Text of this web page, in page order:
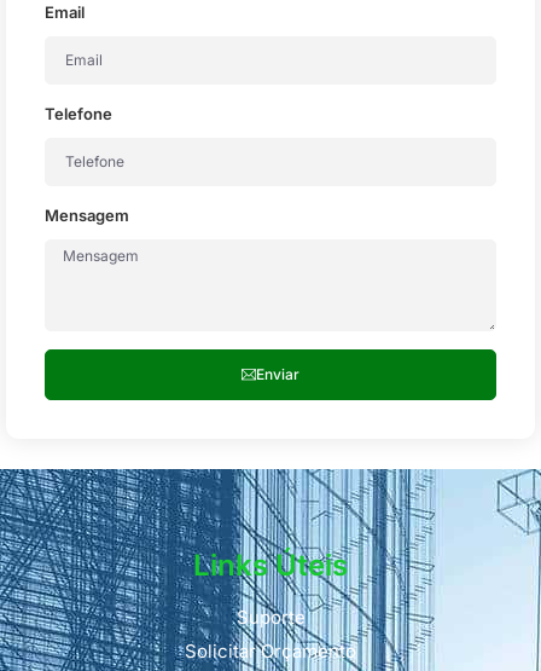
Email
Telefone
Mensagem
Enviar
Links Úteis
Suporte
Solicitar Orçamento